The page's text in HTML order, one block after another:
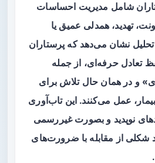
شامل مدیریت احساسات
تهدید، همدلی عمیق یا
نشان می‌دهد که پرستاران
تعادل حرفه‌ای، از جمله
و در همان حال تلاش برای
عمل می‌کنند. این تاب‌آوری
نوپدید و بصورت غیررسمی
شکلی از مقابله با ضرورت‌های